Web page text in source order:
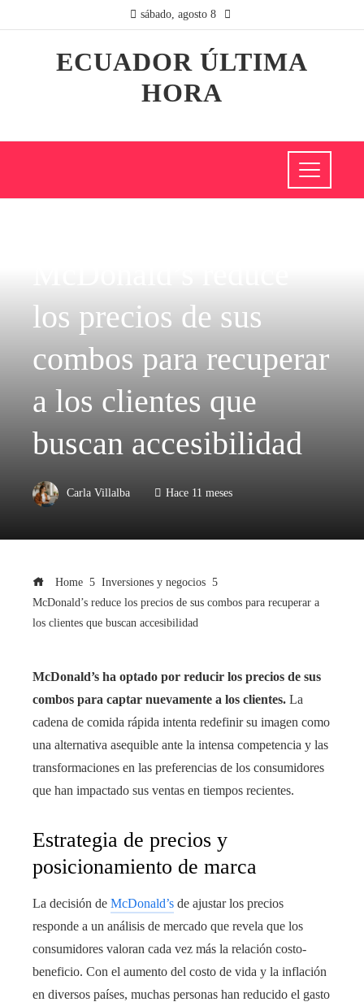
sábado, agosto 8
ECUADOR ÚLTIMA
HORA
los precios de sus
combos para recuperar
a los clientes que
buscan accesibilidad
Carla Villalba Hace 11 meses
Home
Inversiones y negocios
McDonald’s reduce los precios de sus combos para recuperar a
los clientes que buscan accesibilidad
McDonald’s ha optado por reducir los precios de sus
combos para captar nuevamente a los clientes. La
cadena de comida rápida intenta redefinir su imagen como
una alternativa asequible ante la intensa competencia y las
transformaciones en las preferencias de los consumidores
que han impactado sus ventas en tiempos recientes.
Estrategia de precios y
posicionamiento de marca
La decisión de McDonald’s de ajustar los precios
responde a un análisis de mercado que revela que los
consumidores valoran cada vez más la relación costo-
beneficio. Con el aumento del costo de vida y la inflación
en diversos países, muchas personas han reducido el gasto